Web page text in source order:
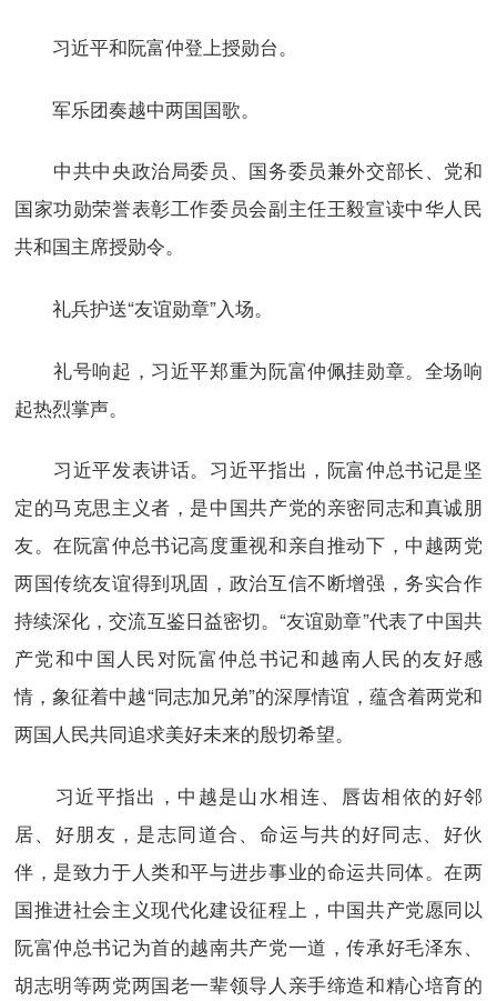
习近平和阮富仲登上授勋台。
军乐团奏越中两国国歌。
中共中央政治局委员、国务委员兼外交部长、党和
国家功勋荣誉表彰工作委员会副主任王毅宣读中华人民
共和国主席授勋令。
礼兵护送“友谊勋章”入场。
礼号响起，习近平郑重为阮富仲佩挂勋章。全场响
起热烈掌声。
习近平发表讲话。习近平指出，阮富仲总书记是坚
定的马克思主义者，是中国共产党的亲密同志和真诚朋
友。在阮富仲总书记高度重视和亲自推动下，中越两党
两国传统友谊得到巩固，政治互信不断增强，务实合作
持续深化，交流互鉴日益密切。“友谊勋章”代表了中国共
产党和中国人民对阮富仲总书记和越南人民的友好感
情，象征着中越“同志加兄弟”的深厚情谊，蕴含着两党和
两国人民共同追求美好未来的殷切希望。
习近平指出，中越是山水相连、唇齿相依的好邻
居、好朋友，是志同道合、命运与共的好同志、好伙
伴，是致力于人类和平与进步事业的命运共同体。在两
国推进社会主义现代化建设征程上，中国共产党愿同以
阮富仲总书记为首的越南共产党一道，传承好毛泽东、
胡志明等两党两国老一辈领导人亲手缔造和精心培育的